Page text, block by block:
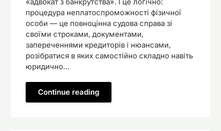
процедура неплатоспроможності фізичної
особи — це повноцінна судова справа зі
своїми строками, документами,
запереченнями кредиторів і нюансами,
розібратися в яких самостійно складно навіть
юридично…
Continue reading